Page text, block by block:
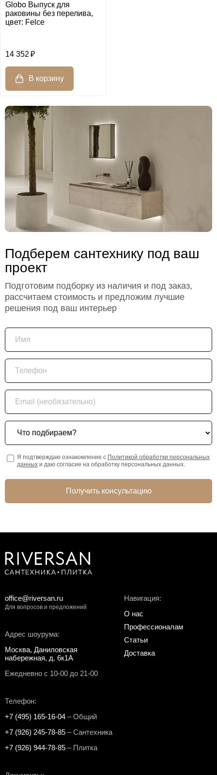
Globo Выпуск для
раковины без перелива,
цвет: Felce
14 352
Подберем сантехнику под ваш
проект
Подготовим подборку из наличия и под заказ,
рассчитаем стоимость и предложим лучшие
решения под ваш интерьер
Имя
Телефон
Email (необязательно)
Что подбираем?
Я подтверждаю ознакомление с Политикой обработки персональных
данных и даю согласие на обработку персональных данных.
Получить консультацию
Адрес шоурума:
Москва, Даниловская
набережная, д. 6к1А
Ежедневно с 10-00 до 21-00
Телефон:
+7 (495) 165-16-04 – Общий
+7 (926) 245-78-85 – Сантехника
+7 (926) 944-78-85 – Плитка
Навигация:
О нас
Профессионалам
Статьи
Доставка
office@riversan.ru
Для вопросов и предложений